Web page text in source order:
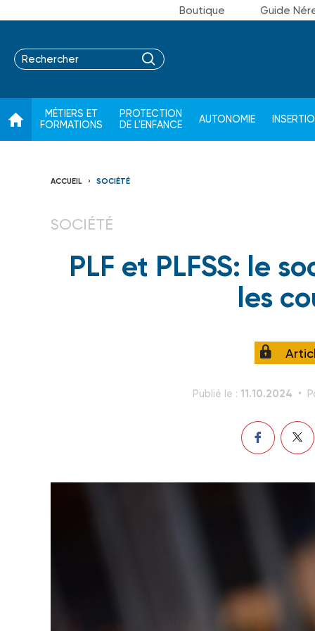
Boutique Guide
MÉTIERS ET
FORMATIONS
PROTECTION
DE L'ENFANCE
AUTONOMIE
ACCUEIL SOCIÉTÉ
SOCIÉTÉ
PLF et PLFSS: le
les
Publié le : 11.10.2024